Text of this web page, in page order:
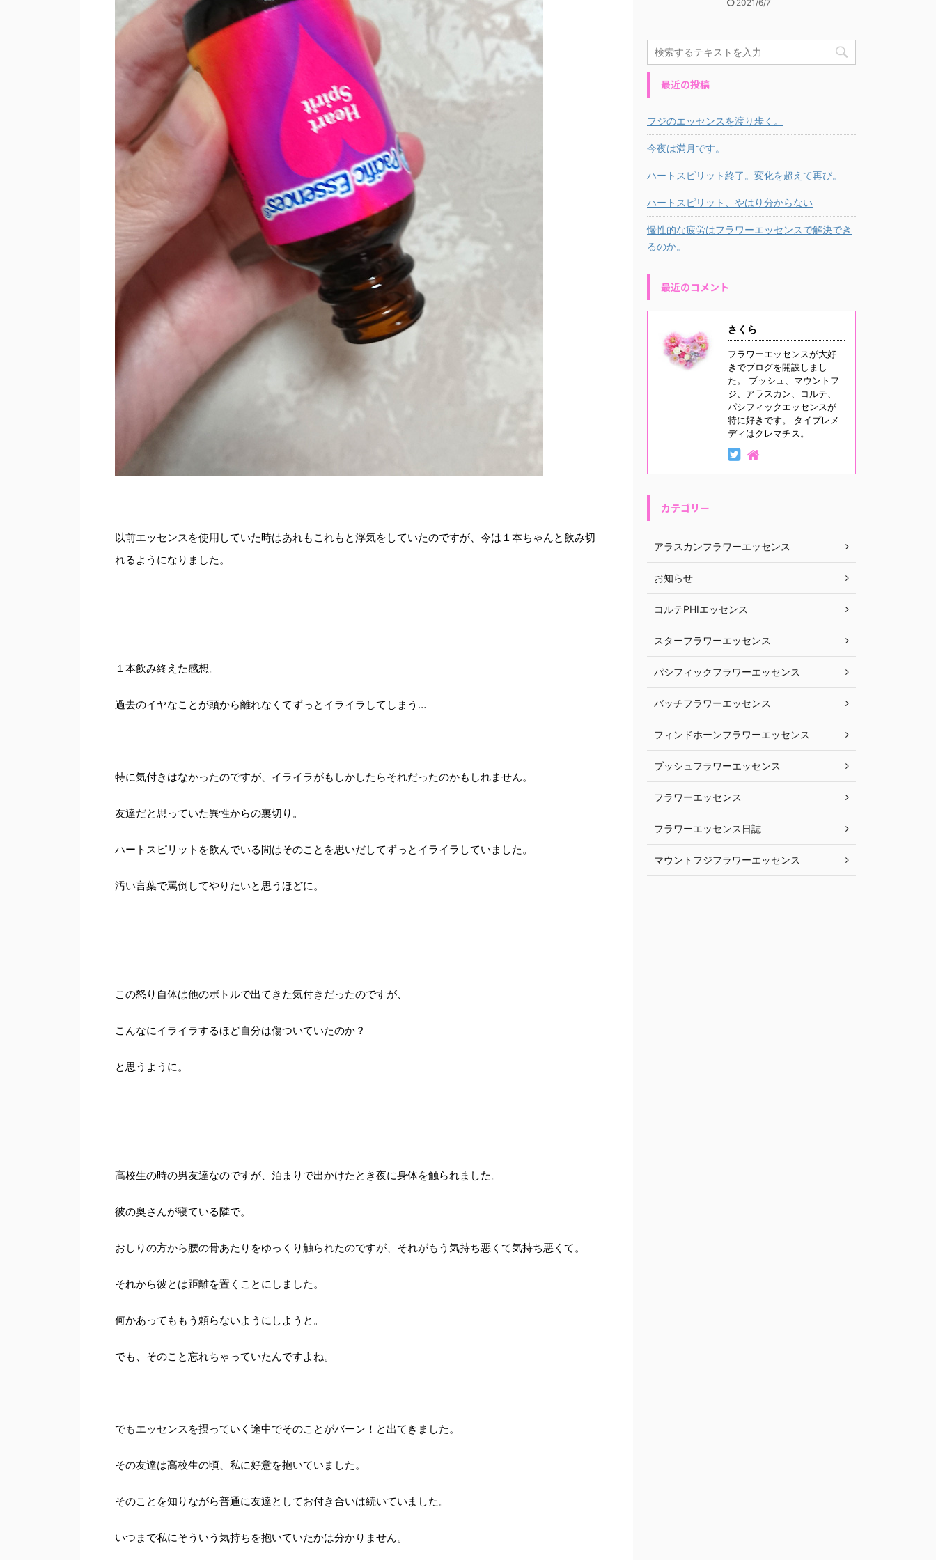
以前エッセンスを使用していた時はあれもこれもと浮気をしていたのですが、今は１本ちゃんと飲み切
れるようになりました。
１本飲み終えた感想。
過去のイヤなことが頭から離れなくてずっとイライラしてしまう…
特に気付きはなかったのですが、イライラがもしかしたらそれだったのかもしれません。
友達だと思っていた異性からの裏切り。
ハートスピリットを飲んでいる間はそのことを思いだしてずっとイライラしていました。
汚い言葉で罵倒してやりたいと思うほどに。
この怒り自体は他のボトルで出てきた気付きだったのですが、
こんなにイライラするほど自分は傷ついていたのか？
と思うように。
高校生の時の男友達なのですが、泊まりで出かけたとき夜に身体を触られました。
彼の奥さんが寝ている隣で。
おしりの方から腰の骨あたりをゆっくり触られたのですが、それがもう気持ち悪くて気持ち悪くて。
それから彼とは距離を置くことにしました。
何かあってももう頼らないようにしようと。
でも、そのこと忘れちゃっていたんですよね。
でもエッセンスを摂っていく途中でそのことがバーン！と出てきました。
その友達は高校生の頃、私に好意を抱いていました。
そのことを知りながら普通に友達としてお付き合いは続いていました。
いつまで私にそういう気持ちを抱いていたかは分かりません。
2021/6/7
最近の投稿
フジのエッセンスを渡り歩く。
今夜は満月です。
ハートスピリット終了。変化を超えて再び。
ハートスピリット、やはり分からない
慢性的な疲労はフラワーエッセンスで解決でき
るのか。
最近のコメント
さくら
フラワーエッセンスが大好
きでブログを開設しまし
た。 ブッシュ、マウントフ
ジ、アラスカン、コルテ、
パシフィックエッセンスが
特に好きです。 タイプレメ
ディはクレマチス。
カテゴリー
アラスカンフラワーエッセンス
お知らせ
コルテPHIエッセンス
スターフラワーエッセンス
パシフィックフラワーエッセンス
バッチフラワーエッセンス
フィンドホーンフラワーエッセンス
ブッシュフラワーエッセンス
フラワーエッセンス
フラワーエッセンス日誌
マウントフジフラワーエッセンス